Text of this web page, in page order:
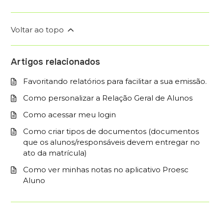
Voltar ao topo
Artigos relacionados
Favoritando relatórios para facilitar a sua emissão.
Como personalizar a Relação Geral de Alunos
Como acessar meu login
Como criar tipos de documentos (documentos
que os alunos/responsáveis ​​devem entregar no
ato da matrícula)
Como ver minhas notas no aplicativo Proesc
Aluno